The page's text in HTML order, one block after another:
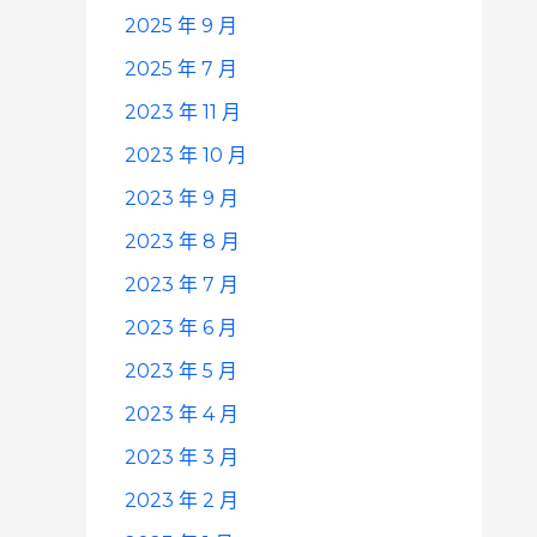
2025 年 9 月
2025 年 7 月
2023 年 11 月
2023 年 10 月
2023 年 9 月
2023 年 8 月
2023 年 7 月
2023 年 6 月
2023 年 5 月
2023 年 4 月
2023 年 3 月
2023 年 2 月